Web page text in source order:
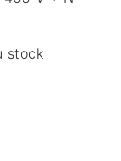
Obligatoire
stock